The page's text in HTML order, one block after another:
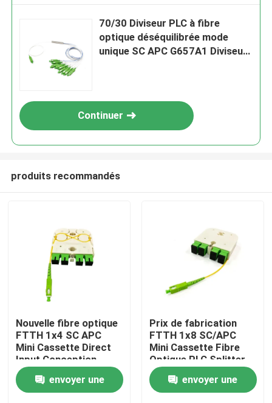
Maison
Produits
70/30 Diviseur PLC à fibre
optique déséquilibrée mode
unique SC APC G657A1 Diviseur
Continuer
produits recommandés
Nouvelle fibre optique
FTTH 1x4 SC APC
Mini Cassette Direct
Input Conception
exclusive LGX PLC
Splitter pour la Russie
envoyer une
Prix de fabrication
FTTH 1x8 SC/APC
Mini Cassette Fibre
Optique PLC Splitter
Longueur d'onde
1260-1650 nm pour
les solutions réseau
envoyer une